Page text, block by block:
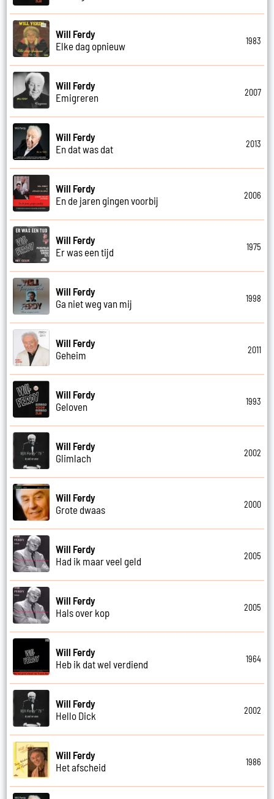
Will Ferdy
Elke dag opnieuw
1983
Will Ferdy
Emigreren
2007
Will Ferdy
En dat was dat
2013
Will Ferdy
En de jaren gingen voorbij
2006
Will Ferdy
Er was een tijd
1975
Will Ferdy
Ga niet weg van mij
1998
Will Ferdy
Geheim
2011
Will Ferdy
Geloven
1993
Will Ferdy
Glimlach
2002
Will Ferdy
Grote dwaas
2000
Will Ferdy
Had ik maar veel geld
2005
Will Ferdy
Hals over kop
2005
Will Ferdy
Heb ik dat wel verdiend
1964
Will Ferdy
Hello Dick
2002
Will Ferdy
Het afscheid
1986